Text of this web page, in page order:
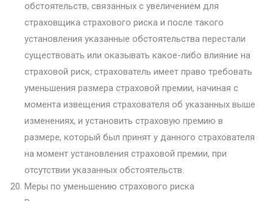
обстоятельств, связанных с увеличением для
страховщика страхового риска и после такого
установления указанные обстоятельства перестали
существовать или оказывать какое-либо влияние на
страховой риск, страхователь имеет право требовать
уменьшения размера страховой премии, начиная с
момента извещения страхователя об указанных выше
изменениях, и установить страховую премию в
размере, который был принят у данного страхователя
на момент установления страховой премии, при
отсутствии указанных обстоятельств.
Меры по уменьшению страхового риска